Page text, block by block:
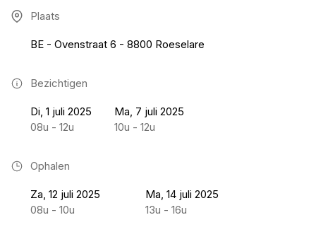
Plaats
BE - Ovenstraat 6 - 8800 Roeselare
Bezichtigen
Di, 1 juli 2025
08u - 12u
Ma, 7 juli 2025
10u - 12u
Ophalen
Za, 12 juli 2025
08u - 10u
Ma, 14 juli 2025
13u - 16u